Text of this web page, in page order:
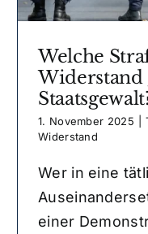
Welche
Widerstand
1. November 2025
Widerstand
Wer in eine
einer